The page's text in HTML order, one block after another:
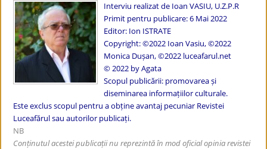
Interviu realizat de Ioan VASIU, U.Z.P.R
Primit pentru publicare: 6 Mai 2022
Editor: Ion ISTRATE
Copyright: ©2022 Ioan Vasiu, ©2022
Monica Dușan, ©2022 luceafarul.net
© 2022 by Agata
Scopul publicării: promovarea și
diseminarea informațiilor culturale.
Este exclus scopul pentru a obține avantaj pecuniar Revistei
Luceafărul sau autorilor publicați.
NB
Conținutul acestei publicații nu reprezintă în mod oficial opinia revistei